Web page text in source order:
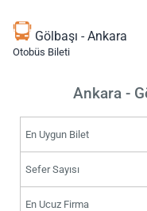
Gölbaşı - Ankara
Otobüs Bileti
Ankara -
En Uygun Bilet
Sefer Sayısı
En Ucuz Firma